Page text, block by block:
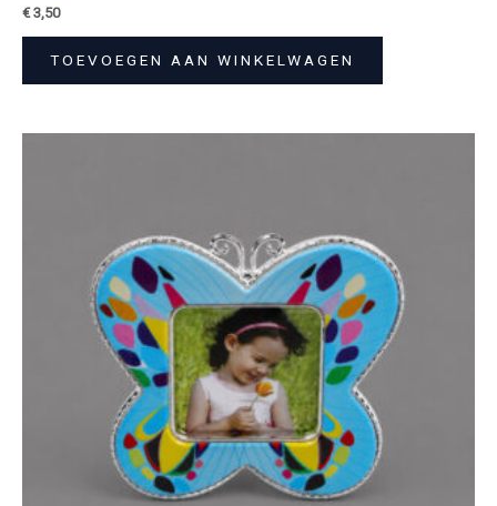
€3,50
TOEVOEGEN AAN WINKELWAGEN